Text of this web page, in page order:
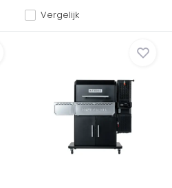
Vergelijk